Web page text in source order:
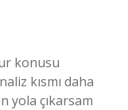
konusu
kısmı daha
yola çıkarsam